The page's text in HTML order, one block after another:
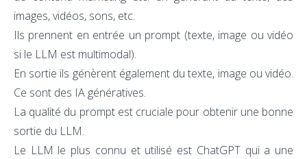
images, vidéos, sons, etc.
Ils prennent en entrée un prompt (texte, image ou vidéo
si le LLM est multimodal).
En sortie ils génèrent également du texte, image ou vidéo.
Ce sont des IA génératives.
La qualité du prompt est cruciale pour obtenir une bonne
sortie du LLM.
Le LLM le plus connu et utilisé est ChatGPT qui a une